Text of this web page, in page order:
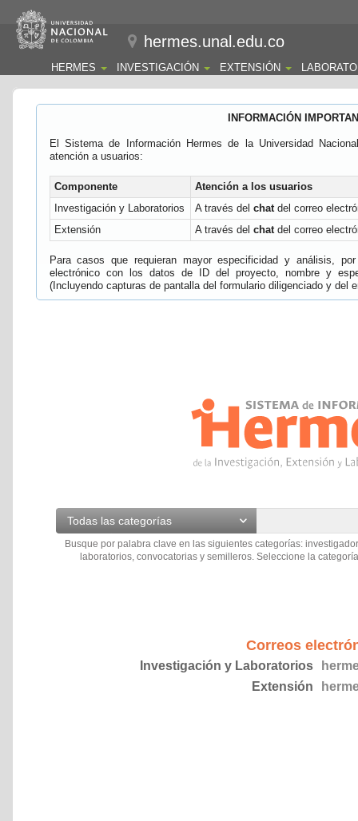
hermes.unal.edu.co
HERMES INVESTIGACIÓN EXTENSIÓN
INFORMACIÓN
El Sistema de Información Hermes de la Universidad
atención a usuarios:
Componente
Atención a los usuarios
Investigación y Laboratorios
A través del chatdel correo
Extensión
A través del chatdel correo
Para casos que requieran mayor especificidad y análisis,
electrónico con los datos de ID del proyecto, nombre y
(Incluyendo capturas de pantalla del formulario diligenciado y del
Todas las categorías
Busque por palabra clave en las siguientes categorías:
laboratorios, convocatorias y semilleros. Seleccione la
Correos
Investigación y Laboratorios
Extensión